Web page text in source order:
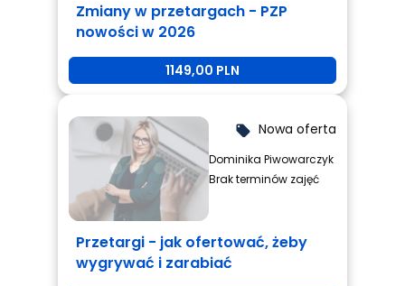
Zmiany w przetargach - PZP
nowości w 2026
1149,00 PLN
local_offer Nowa oferta
Dominika Piwowarczyk
Brak terminów zajęć
Przetargi - jak ofertować, żeby
wygrywać i zarabiać